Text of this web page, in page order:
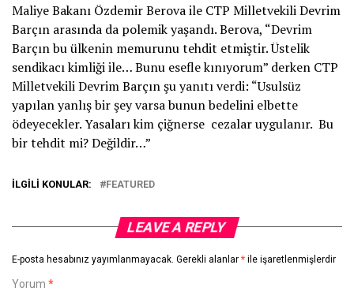
Maliye Bakanı Özdemir Berova ile CTP Milletvekili Devrim
Barçın arasında da polemik yaşandı. Berova, “Devrim
Barçın bu ülkenin memurunu tehdit etmiştir. Üstelik
sendikacı kimliği ile… Bunu esefle kınıyorum” derken CTP
Milletvekili Devrim Barçın şu yanıtı verdi: “Usulsüz
yapılan yanlış bir şey varsa bunun bedelini elbette
ödeyecekler. Yasaları kim çiğnerse cezalar uygulanır. Bu
bir tehdit mi? Değildir…”
İLGILI KONULAR: FEATURED
LEAVE A REPLY
E-posta hesabınız yayımlanmayacak. Gerekli alanlar * ile işaretlenmişlerdir
Yorum *